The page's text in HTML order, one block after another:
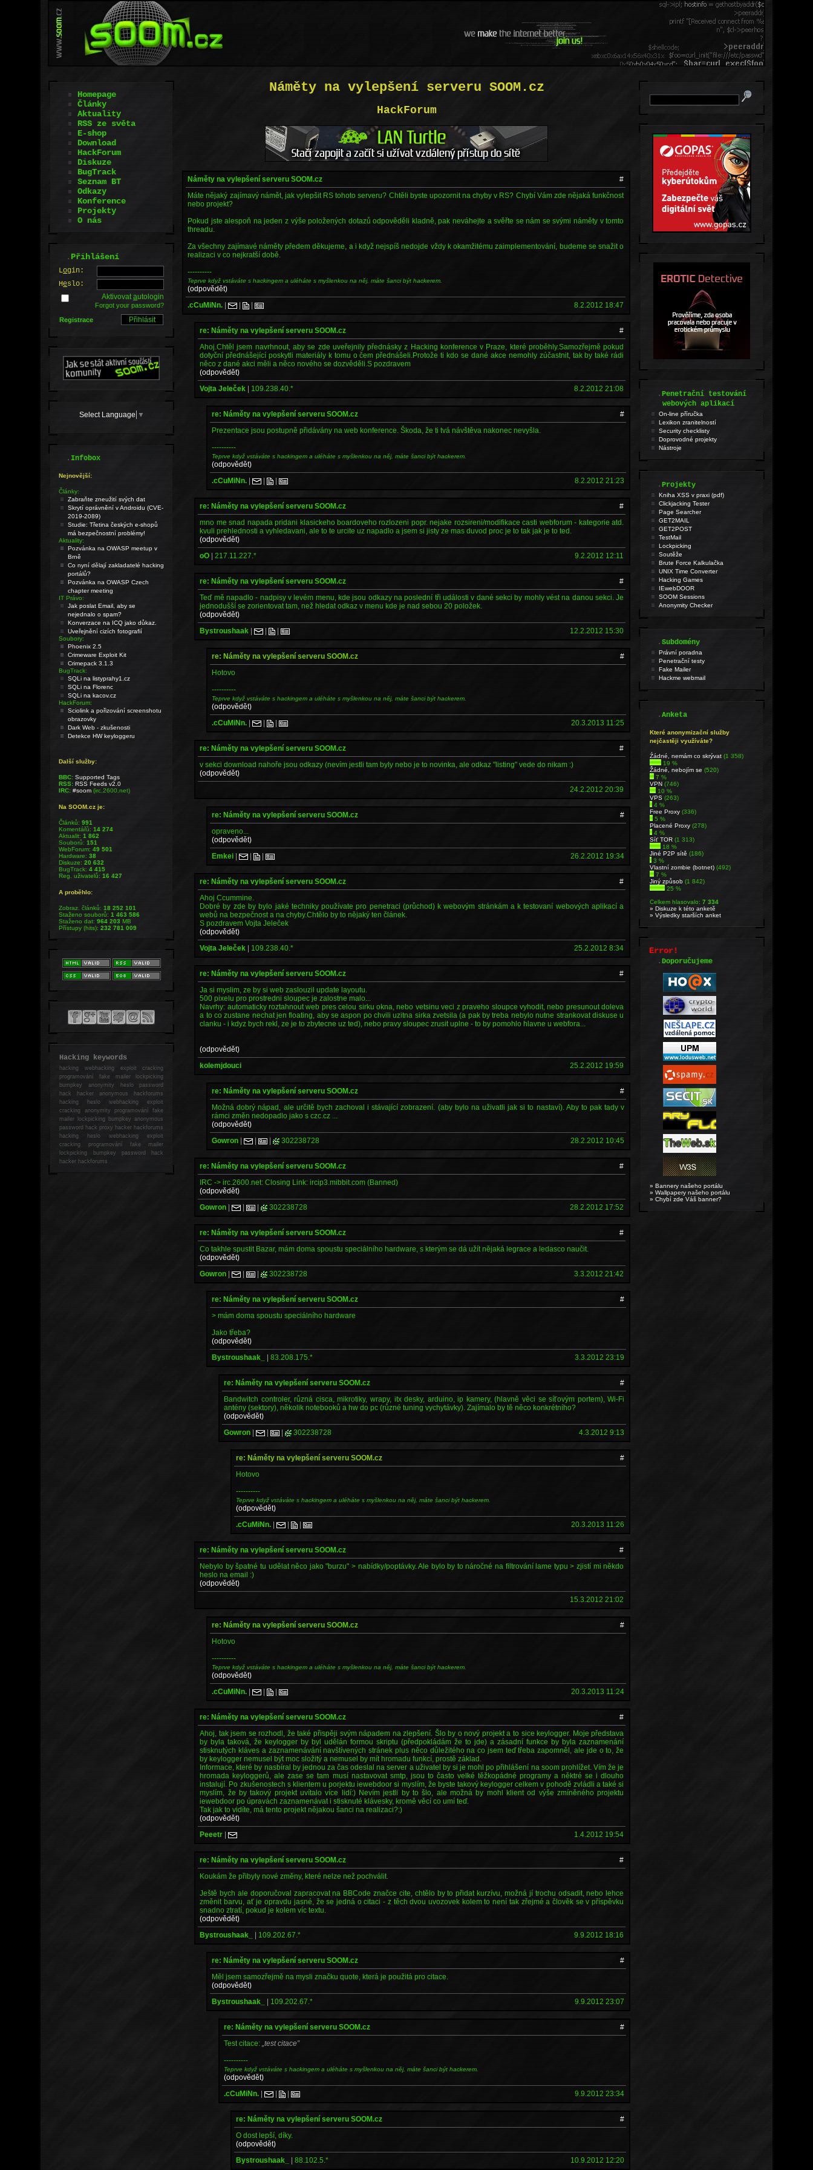
Náměty na vylepšení serveru SOOM.cz
HackForum
Náměty na vylepšení serveru SOOM.cz
#
Máte nějaký zajímavý námět, jak vylepšit RS tohoto serveru? Chtěli byste upozornit na chyby v RS? Chybí Vám zde nějaká funkčnost
nebo projekt?
Pokud jste alespoň na jeden z výše položených dotazů odpověděli kladně, pak neváhejte a svěřte se nám se svými náměty v tomto
threadu.
Za všechny zajímavé náměty předem děkujeme, a i když nejspíš nedojde vždy k okamžitému zaimplementování, budeme se snažit o
realizaci v co nejkratší době.
----------
Teprve když vstáváte s hackingem a uléháte s myšlenkou na něj, máte šanci být hackerem.
(odpovědět)
.cCuMiNn. | | | 8.2.2012 18:47
re: Náměty na vylepšení serveru SOOM.cz
#
Ahoj.Chtěl jsem navrhnout, aby se zde uveřejnily přednásky z Hacking konference v Praze, které proběhly.Samozřejmě pokud
dotyční přednášející poskytli materiály k tomu o čem přednášeli.Protože ti kdo se dané akce nemohly zúčastnit, tak by také rádi
něco z dané akci měli a něco nového se dozvěděli.S pozdravem
(odpovědět)
Vojta Jeleček | 109.238.40.* 8.2.2012 21:08
re: Náměty na vylepšení serveru SOOM.cz
#
Prezentace jsou postupně přidávány na web konference. Škoda, že ti tvá návštěva nakonec nevyšla.
----------
Teprve když vstáváte s hackingem a uléháte s myšlenkou na něj, máte šanci být hackerem.
(odpovědět)
.cCuMiNn. | | | 8.2.2012 21:23
re: Náměty na vylepšení serveru SOOM.cz
#
mno me snad napada pridani klasickeho boardoveho rozlozeni popr. nejake rozsireni/modifikace casti webforum - kategorie atd.
kvuli prehlednosti a vyhledavani, ale to te urcite uz napadlo a jsem si jisty ze mas duvod proc je to tak jak je to ted.
(odpovědět)
oO |217.11.227.* 9.2.2012 12:11
re: Náměty na vylepšení serveru SOOM.cz
#
Teď mě napadlo - nadpisy v levém menu, kde jsou odkazy na poslední tři události v dané sekci by mohly vést na danou sekci. Je
jednodušší se zorientovat tam, než hledat odkaz v menu kde je nad sebou 20 položek.
(odpovědět)
Bystroushaak | | | 12.2.2012 15:30
re: Náměty na vylepšení serveru SOOM.cz
#
Hotovo
----------
Teprve když vstáváte s hackingem a uléháte s myšlenkou na něj, máte šanci být hackerem.
(odpovědět)
.cCuMiNn. | | | 20.3.2013 11:25
re: Náměty na vylepšení serveru SOOM.cz
#
v sekci download nahoře jsou odkazy (nevím jestli tam byly nebo je to novinka, ale odkaz "listing" vede do nikam :)
(odpovědět)
24.2.2012 20:39
re: Náměty na vylepšení serveru SOOM.cz
#
opraveno...
(odpovědět)
Emkei | | | 26.2.2012 19:34
re: Náměty na vylepšení serveru SOOM.cz
#
Ahoj Ccummine.
Dobré by zde by bylo jaké techniky používate pro penetraci (průchod) k webovým stránkám a k testovaní webových aplikací a
webů na bezpečnost a na chyby.Chtělo by to nějaký ten článek.
S pozdravem Vojta Jeleček
(odpovědět)
Vojta Jeleček | 109.238.40.* 25.2.2012 8:34
re: Náměty na vylepšení serveru SOOM.cz
#
Ja si myslim, ze by si web zaslouzil update layoutu.
500 pixelu pro prostredni sloupec je zalostne malo...
Navrhy: automaticky roztahnout web pres celou sirku okna, nebo vetsinu veci z praveho sloupce vyhodit, nebo presunout doleva
a to co zustane nechat jen floating, aby se aspon po chvili uzitna sirka zvetsila (a pak by treba nebylo nutne strankovat diskuse u
clanku - i kdyz bych rekl, ze je to zbytecne uz ted), nebo pravy sloupec zrusit uplne - to by pomohlo hlavne u webfora...
(odpovědět)
kolemjdouci
25.2.2012 19:59
re: Náměty na vylepšení serveru SOOM.cz
#
Možná dobrý nápad, ale určitě bych zachoval i stávající zobrazení. (aby bylo na uživatli jak si to nastaví). Aby to pak tady v
rámci změn nedopadlo jako s czc.cz ...
(odpovědět)
Gowron | | | 302238728 28.2.2012 10:45
re: Náměty na vylepšení serveru SOOM.cz
#
IRC -> irc.2600.net: Closing Link: ircip3.mibbit.com (Banned)
(odpovědět)
Gowron | | | 302238728 28.2.2012 17:52
re: Náměty na vylepšení serveru SOOM.cz
#
Co takhle spustit Bazar, mám doma spoustu speciálního hardware, s kterým se dá užít nějaká legrace a ledasco naučit.
(odpovědět)
Gowron | | | 302238728 3.3.2012 21:42
re: Náměty na vylepšení serveru SOOM.cz
#
> mám doma spoustu speciálního hardware
Jako třeba?
(odpovědět)
Bystroushaak_
|83.208.175.* 3.3.2012 23:19
re: Náměty na vylepšení serveru SOOM.cz
#
Bandwitch controler, různá cisca, mikrotiky, wrapy, itx desky, arduino, ip kamery, (hlavně věci se síťovým portem), Wi-Fi
antény (sektory), několik notebooků a hw do pc (různé tuning vychytávky). Zajímalo by tě něco konkrétního?
(odpovědět)
Gowron | | | 302238728 4.3.2012 9:13
re: Náměty na vylepšení serveru SOOM.cz
#
Hotovo
----------
Teprve když vstáváte s hackingem a uléháte s myšlenkou na něj, máte šanci být hackerem.
(odpovědět)
.cCuMiNn. | | | 20.3.2013 11:26
re: Náměty na vylepšení serveru SOOM.cz
#
Nebylo by špatné tu udělat něco jako "burzu" > nabídky/poptávky. Ale bylo by to náročné na filtrování lame typu > zjistí mi někdo
heslo na email :)
(odpovědět)
15.3.2012 21:02
re: Náměty na vylepšení serveru SOOM.cz
#
Hotovo
----------
Teprve když vstáváte s hackingem a uléháte s myšlenkou na něj, máte šanci být hackerem.
(odpovědět)
.cCuMiNn. | | | 20.3.2013 11:24
re: Náměty na vylepšení serveru SOOM.cz
#
Ahoj, tak jsem se rozhodl, že také přispěji svým nápadem na zlepšení. Šlo by o nový projekt a to sice keylogger. Moje představa
by byla taková, že keylogger by byl udělán formou skriptu (předpokládám že to jde) a zásadní funkce by byla zaznamenání
stisknutých kláves a zaznamenávání navštívených stránek plus něco důležitého na co jsem teď třeba zapomněl, ale jde o to, že
by keylogger nemusel být moc složitý a nemusel by mít hromadu funkcí, prostě základ.
Informace, které by nasbíral by jednou za čas odeslal na server a uživatel by si je mohl po přihlášení na soom prohlížet. Vím že je
hromada keyloggerů, ale zase se tam musí nastavovat smtp, jsou to často velké těžkopádné programy a něktré se i dlouho
instalují. Po zkušenostech s klientem u porjektu iewebdoor si myslím, že byste takový keylogger celkem v pohodě zvládli a také si
myslím, že by takový projekt uvítalo více lidí:) Nevím jestli by to šlo, ale možná by mohl klient od výše zmíněného projektu
iewebdoor po úpravách zaznamenávat i stisknuté klávesky, kromě věcí co umí teď.
Tak jak to vidíte, má tento projekt nějakou šanci na realizaci?:)
(odpovědět)
Peeetr | 1.4.2012 19:54
re: Náměty na vylepšení serveru SOOM.cz
#
Koukám že přibyly nové změny, které nelze než pochválit.
Ještě bych ale doporučoval zapracovat na BBCode značce cite, chtělo by to přidat kurzívu, možná jí trochu odsadit, nebo lehce
změnit barvu, ať je opravdu jasné, že se jedná o citaci - z těch dvou uvozovek kolem to není tak zřejmé a člověk se v příspěvku
snadno ztratí, pokud je kolem víc textu.
(odpovědět)
Bystroushaak_
| 109.202.67.* 9.9.2012 18:16
re: Náměty na vylepšení serveru SOOM.cz
#
Měl jsem samozřejmě na mysli značku quote, která je použitá pro citace.
(odpovědět)
Bystroushaak_
| 109.202.67.* 9.9.2012 23:07
re: Náměty na vylepšení serveru SOOM.cz
#
Test citace: test citace
----------
Teprve když vstáváte s hackingem a uléháte s myšlenkou na něj, máte šanci být hackerem.
(odpovědět)
.cCuMiNn. | | | 9.9.2012 23:34
re: Náměty na vylepšení serveru SOOM.cz
#
O dost lepší, díky.
(odpovědět)
Bystroushaak_
|88.102.5.* 10.9.2012 12:20
Homepage
Články
Aktuality
RSS ze světa
E-shop
Download
HackForum
Diskuze
BugTrack
Seznam BT
Odkazy
Konference
Projekty
O nás
.Přihlášení
Login:
Heslo:
Aktivovatautologin
Forgot your password?
Registrace
Select Language ▼
.Infobox
Nejnovější:
Články:
Zabraňte zneužití svých dat
Skrytí oprávnění v Androidu (CVE-
2019-2089)
Studie: Třetina českých e-shopů
má bezpečnostní problémy!
Aktuality:
Pozvánka na OWASP meetup v
Brně
Co nyní dělají zakladatelé hacking
portálů?
Pozvánka na OWASP Czech
chapter meeting
IT Právo:
Jak poslat Email, aby se
nejednalo o spam?
Konverzace na ICQ jako důkaz.
Uveřejnění cizích fotografií
Soubory:
Phoenix 2.5
Crimeware Exploit Kit
Crimepack 3.1.3
BugTrack:
SQLi na listyprahy1.cz
SQLi na Florenc
SQLi na kacov.cz
HackForum:
Sciolink a pořizování screenshotu
obrazovky
Dark Web - zkušenosti
Detekce HW keyloggeru
Další služby:
BBC: Supported Tags
RSS: RSS Feeds v2.0
IRC: #soom(irc.2600.net)
Na SOOM.cz je:
Článků:991
Komentářů:14 274
Aktualit:1 862
Souborů:151
WebForum:49 501
Hardware:38
Diskuze:20 632
BugTrack:4 415
Reg. uživatelů:16 427
A proběhlo:
Zobraz. článků:18 252 101
Staženo souborů:1 463 586
Staženo dat:964 203MB
Přístupy (hits):232 781 009
Hacking keywords
hackingwebhacking exploit cracking
programování fake mailer lockpicking
bumpkey anonymity heslo password
hackhacker anonymous hackforums
hackingheslo webhacking exploit
cracking anonymity programování fake
mailer lockpicking bumpkey anonymous
password hack proxy hacker hackforums
hacking heslo webhacking exploit
cracking programování fake mailer
lockpicking bumpkey password hack
hackerhackforums
.Penetrační testování
webových aplikací
On-line příručka
Lexikon zranitelností
Security checklisty
Doprovodné projekty
Nástroje
.Projekty
Kniha XSS v praxi (pdf)
Clickjacking Tester
Page Searcher
GET2MAIL
GET2POST
TestMail
Lockpicking
Soutěže
Brute Force Kalkulačka
UNIX Time Converter
Hacking Games
IEwebDOOR
SOOM Sessions
Anonymity Checker
.Subdomény
Právní poradna
Penetrační testy
Fake Mailer
Hackme webmail
.Anketa
Které anonymizační služby
nejčastěji využíváte?
Źádné, nemám co skrývat(1 358)
19 %
Žádné, nebojím se(520)
7 %
VPN(746)
10 %
VPS(263)
4 %
Free Proxy(336)
5 %
Placené Proxy(278)
4 %
Síť TOR(1 313)
18 %
Jiné P2P sítě(186)
3 %
Vlastní zombie (botnet)(492)
7 %
Jiný způsob(1 842)
25 %
Celkem hlasovalo:7 334
» Diskuze k této anketě
» Výsledky starších anket
Error!
.Doporučujeme
» Bannery našeho portálu
» Wallpapery našeho portálu
» Chybí zde Váš banner?